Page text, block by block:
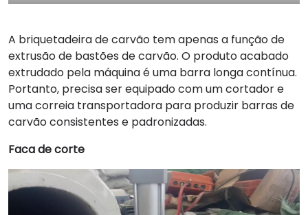
A briquetadeira de carvão tem apenas a função de
extrusão de bastões de carvão. O produto acabado
extrudado pela máquina é uma barra longa contínua.
Portanto, precisa ser equipado com um cortador e
uma correia transportadora para produzir barras de
carvão consistentes e padronizadas.
Faca de corte